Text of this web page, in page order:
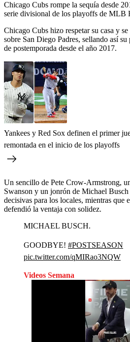
Chicago Cubs rompe la sequía desde
serie divisional de los playoffs de MLB
Chicago Cubs hizo respetar su casa y
sobre San Diego Padres, sellando así
de postemporada desde el año 2017.
Yankees y Red Sox definen el primer
remontada en el inicio de los playoffs
Un sencillo de Pete Crow-Armstrong,
Swanson y un jonrón de Michael
decisivas para los locales, mientras que
defendió la ventaja con solidez.
MICHAEL BUSCH.
GOODBYE! #POSTSEASON
pic.twitter.com/qMIRao3NQW
Videos Semana